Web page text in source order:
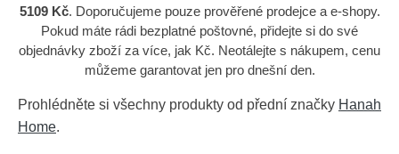
5109 Kč. Doporučujeme pouze prověřené prodejce a e-shopy.
Pokud máte rádi bezplatné poštovné, přidejte si do své
objednávky zboží za více, jak Kč. Neotálejte s nákupem, cenu
můžeme garantovat jen pro dnešní den.
Prohlédněte si všechny produkty od přední značky Hanah
Home.